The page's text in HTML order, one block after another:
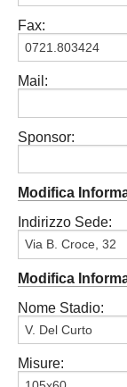
Fax:
Mail:
Sponsor:
Modifica
Indirizzo Sede:
Modifica
Nome Stadio:
Misure: